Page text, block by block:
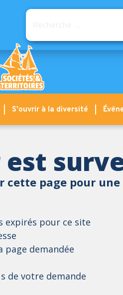
Rechercher
S'ouvrir à la diversité
page pour
expirés pour ce site
page demandée
de votre demande